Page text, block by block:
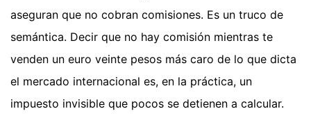
aseguran que no cobran comisiones. Es un truco de
semántica. Decir que no hay comisión mientras te
venden un euro veinte pesos más caro de lo que dicta
el mercado internacional es, en la práctica, un
impuesto invisible que pocos se detienen a calcular.